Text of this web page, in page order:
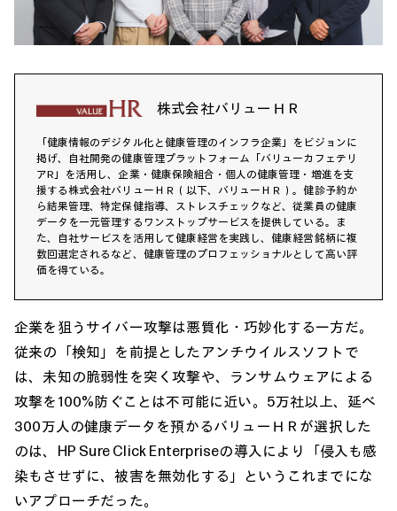
株式会社バリューＨＲ
「健康情報のデジタル化と健康管理のインフラ企業」をビジョンに
掲げ、自社開発の健康管理プラットフォーム「バリューカフェテリ
アR」を活用し、企業・健康保険組合・個人の健康管理・増進を支
援する株式会社バリューＨＲ（以下、バリューＨＲ）。健診予約か
ら結果管理、特定保健指導、ストレスチェックなど、従業員の健康
データを一元管理するワンストップサービスを提供している。ま
た、自社サービスを活用して健康経営を実践し、健康経営銘柄に複
数回選定されるなど、健康管理のプロフェッショナルとして高い評
価を得ている。
企業を狙うサイバー攻撃は悪質化・巧妙化する一方だ。
従来の「検知」を前提としたアンチウイルスソフトで
は、未知の脆弱性を突く攻撃や、ランサムウェアによる
攻撃を100%防ぐことは不可能に近い。5万社以上、延べ
300万人の健康データを預かるバリューＨＲが選択した
のは、HP Sure Click Enterpriseの導入により「侵入も感
染もさせずに、被害を無効化する」というこれまでにな
いアプローチだった。